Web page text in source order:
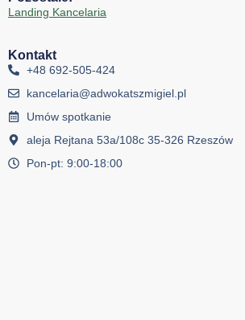
Landing Kancelaria
Kontakt
+48 692-505-424
kancelaria@adwokatszmigiel.pl
Umów spotkanie
aleja Rejtana 53a/108c 35-326 Rzeszów
Pon-pt: 9:00-18:00